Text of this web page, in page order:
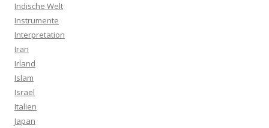
Indische Welt
Instrumente
Interpretation
Iran
Irland
Islam
Israel
Italien
Japan